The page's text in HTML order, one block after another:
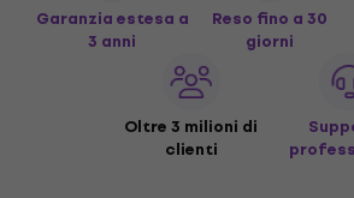
Garanzia estesa a
3 anni
Reso fino a 30
giorni
Oltre 3 milioni di
clienti